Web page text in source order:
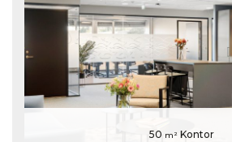
50 m² Kontor